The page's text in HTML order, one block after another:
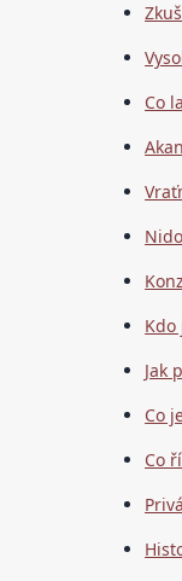
Co
Kdo
Jak
Co
Co